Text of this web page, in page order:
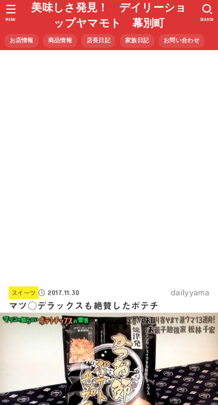
美味しさ発見！ デイリーショ
ップヤマモト 幕別町
お店情報 商品情報 店長日記 家族日記 お問い合わせ
SEARCH
MENU
スイーツ 2017.11.30 dailyyama
マツ○デラックスも絶賛したポテチ